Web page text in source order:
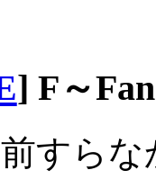
] F～
すら